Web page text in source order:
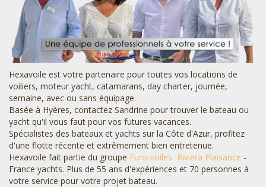
Hexavoile est votre partenaire pour toutes vos locations de
voiliers, moteur yacht, catamarans, day charter, journée,
semaine, avec ou sans équipage.
Basée à Hyères, contactez Sandrine pour trouver le bateau ou
yacht qu'il vous faut pour vos futures vacances.
Spécialistes des bateaux et yachts sur la Côte d'Azur, profitez
d'une flotte récente et extrêmement bien entretenue.
Hexavoile fait partie du groupe Euro-voiles Riviera Plaisance -
France yachts. Plus de 55 ans d'expériences et 70 personnes à
votre service pour votre projet bateau.